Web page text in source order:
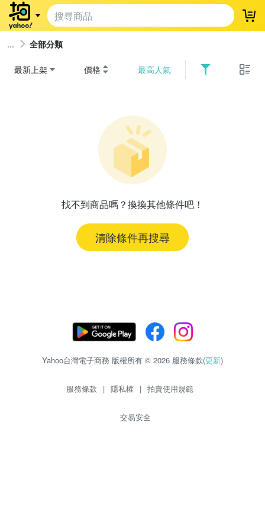
登
全部分類
最新上架 價格 最高人氣
找不到商品嗎？換換其他條件吧！
清除條件再搜尋
Yahoo台灣電子商務 版權所有 © 2026 服務條款(更新)
服務條款 | 隱私權 | 拍賣使用規範
交易安全